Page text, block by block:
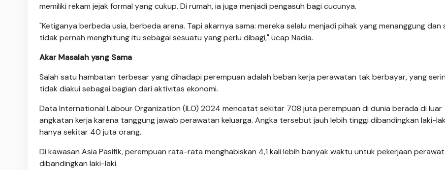
memiliki rekam jejak formal yang cukup. Di rumah, ia juga menjadi pengasuh bagi cucunya.
"Ketiganya berbeda usia, berbeda arena. Tapi akarnya sama: mereka selalu menjadi pihak yang menanggung dan
tidak pernah menghitung itu sebagai sesuatu yang perlu dibagi," ucap Nadia.
Akar Masalah yang Sama
Salah satu hambatan terbesar yang dihadapi perempuan adalah beban kerja perawatan tak berbayar, yang
tidak diakui sebagai bagian dari aktivitas ekonomi.
Data International Labour Organization (ILO) 2024 mencatat sekitar 708 juta perempuan di dunia berada di luar
angkatan kerja karena tanggung jawab perawatan keluarga. Angka tersebut jauh lebih tinggi dibandingkan laki-
hanya sekitar 40 juta orang.
Di kawasan Asia Pasifik, perempuan rata-rata menghabiskan 4,1 kali lebih banyak waktu untuk pekerjaan
dibandingkan laki-laki.